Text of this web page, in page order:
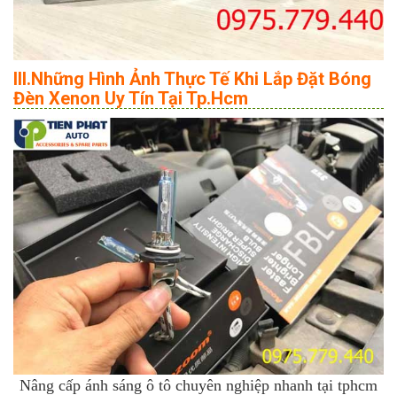
III.Những Hình Ảnh Thực Tế Khi Lắp Đặt Bóng
Đèn Xenon Uy Tín Tại Tp.Hcm
Nâng cấp ánh sáng ô tô chuyên nghiệp nhanh tại tphcm